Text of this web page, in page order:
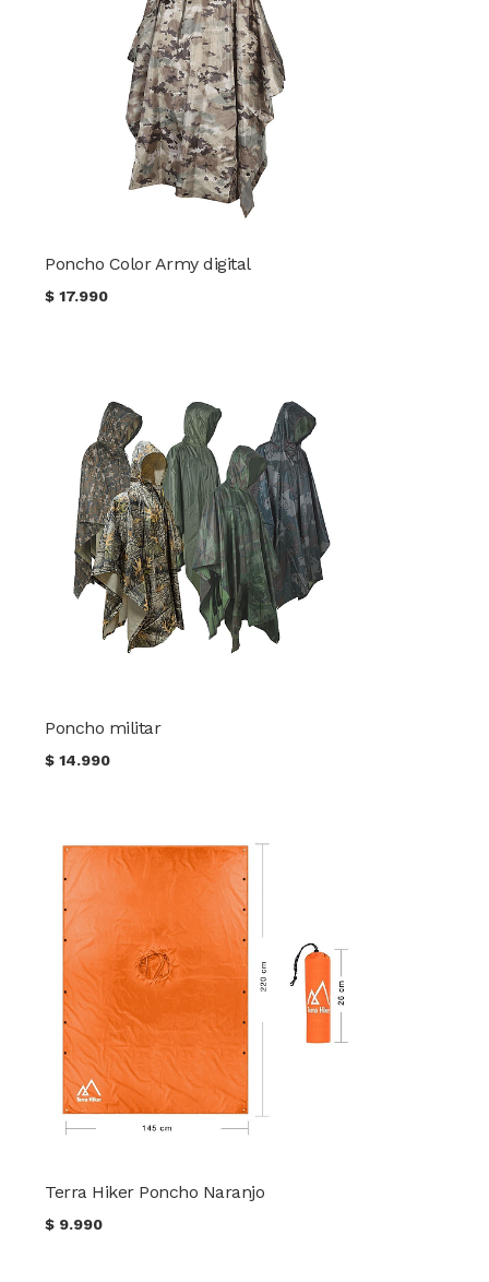
Poncho Color Army digital
$17.990
Poncho militar
$14.990
Terra Hiker Poncho Naranjo
$ 9.990